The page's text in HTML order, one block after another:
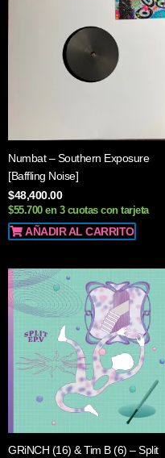
Numbat – Southern Exposure
[Baffling Noise]
$48,400.00
$55.700 en 3 cuotas con tarjeta
AÑADIR AL CARRITO
GRiNCH (16) & Tim B (6) – Split